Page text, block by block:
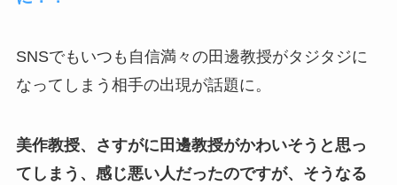
SNSでもいつも自信満々の田邊教授がタジタジに
なってしまう相手の出現が話題に。
美作教授、さすがに田邊教授がかわいそうと思っ
てしまう、感じ悪い人だったのですが、そうなる